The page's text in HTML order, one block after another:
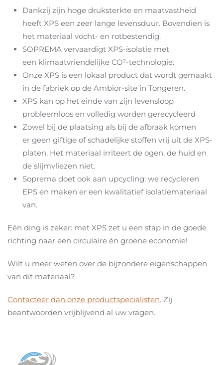
Dankzij zijn hoge druksterkte en maatvastheid
heeft XPS een zeer lange levensduur. Bovendien is
het materiaal vocht- en rotbestendig.
SOPREMA vervaardigt XPS-isolatie met
een klimaatvriendelijke CO²-technologie.
Onze XPS is een lokaal product dat wordt gemaakt
in de fabriek op de Ambior-site in Tongeren.
XPS kan op het einde van zijn levensloop
probleemloos en volledig worden gerecycleerd
Zowel bij de plaatsing als bij de afbraak komen
er geen giftige of schadelijke stoffen vrij uit de XPS-
platen. Het materiaal irriteert de ogen, de huid en
de slijmvliezen niet.
Soprema doet ook aan upcycling: we recycleren
EPS en maken er een kwalitatief isolatiemateriaal
van.
Eén ding is zeker: met XPS zet u een stap in de goede
richting naar een circulaire én groene economie!
Wilt u meer weten over de bijzondere eigenschappen
van dit materiaal?
Contacteer dan onze productspecialisten. Zij
beantwoorden vrijblijvend al uw vragen.